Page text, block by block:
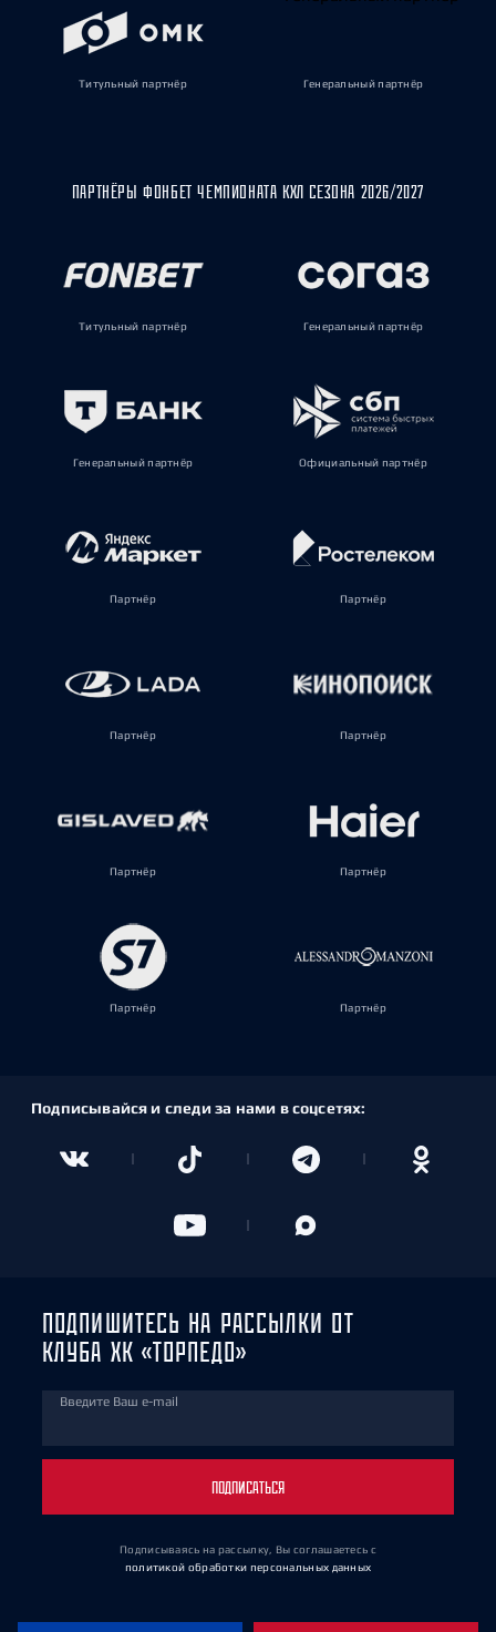
Титульный партнёр Генеральный партнёр
ПАРТНЁРЫ ФОНБЕТ ЧЕМПИОНАТА КХЛ СЕЗОНА 2026/2027
Титульный партнёр Генеральный партнёр
Генеральный партнёр Официальный партнёр
Партнёр Партнёр
Партнёр Партнёр
Партнёр Партнёр
Партнёр Партнёр
Подписывайся и следи за нами в соцсетях:
ПОДПИШИТЕСЬ НА РАССЫЛКИ ОТ
КЛУБА ХК «ТОРПЕДО»
Введите Ваш e-mail
ПОДПИСАТЬСЯ
Подписываясь на рассылку, Вы соглашаетесь с
политикой обработки персональных данных